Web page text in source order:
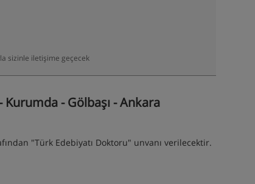
sizinle iletişime geçecek
- Gölbaşı - Ankara
"Türk Edebiyatı Doktoru" unvanı verilecektir.